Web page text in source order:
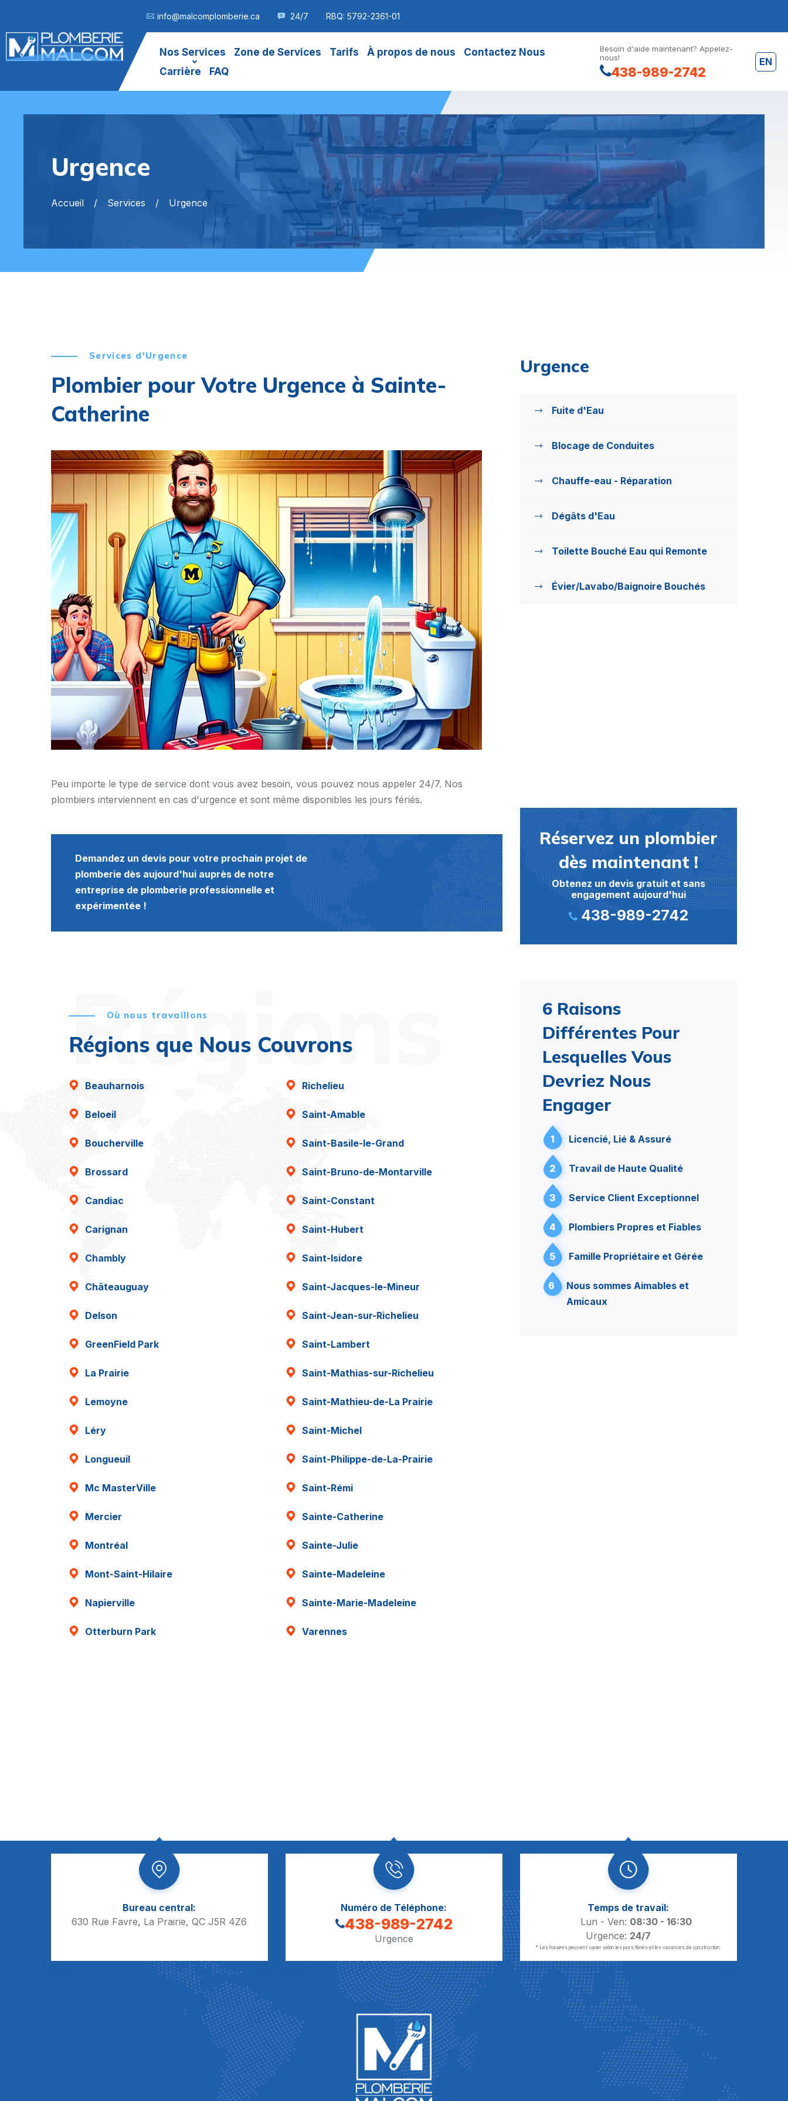
info@malcomplomberie.ca 24/7 RBQ: 5792-2361-01
Nos Services Zone de Services Tarifs À propos de nous
Contactez Nous
Carrière
FAQ
Besoin d'aide maintenant? Appelez-
nous!
438-989-2742
EN
Urgence
Accueil Services Urgence
Services d'Urgence
Plombier pour Votre Urgence à Sainte-
Catherine
Peu importe le type de service dont vous avez besoin, vous pouvez nous appeler 24/7. Nos
plombiers interviennent en cas d'urgence et sont même disponibles les jours fériés.
Urgence
Fuite d'Eau
Blocage de Conduites
Chauffe-eau - Réparation
Dégâts d'Eau
Toilette Bouché Eau qui Remonte
Évier/Lavabo/Baignoire Bouchés
Demandez un devis pour votre prochain projet de
plomberie dès aujourd'hui auprès de notre
entreprise de plomberie professionnelle et
expérimentée !
Régions
Où nous travaillons
Régions que Nous Couvrons
Beauharnois
Beloeil
Boucherville
Brossard
Candiac
Carignan
Chambly
Châteauguay
Delson
GreenField Park
La Prairie
Lemoyne
Léry
Longueuil
Mc MasterVille
Mercier
Montréal
Mont-Saint-Hilaire
Napierville
Otterburn Park
Richelieu
Saint-Amable
Saint-Basile-le-Grand
Saint-Bruno-de-Montarville
Saint-Constant
Saint-Hubert
Saint-Isidore
Saint-Jacques-le-Mineur
Saint-Jean-sur-Richelieu
Saint-Lambert
Saint-Mathias-sur-Richelieu
Saint-Mathieu-de-La Prairie
Saint-Michel
Saint-Philippe-de-La-Prairie
Saint-Rémi
Sainte-Catherine
Sainte-Julie
Sainte-Madeleine
Sainte-Marie-Madeleine
Varennes
Réservez un plombier
dès maintenant !
Obtenez un devis gratuit et sans
engagement aujourd'hui
438-989-2742
6 Raisons
Différentes Pour
Lesquelles Vous
Devriez Nous
Engager
1 Licencié, Lié & Assuré
2 Travail de Haute Qualité
3 Service Client Exceptionnel
4 Plombiers Propres et Fiables
5 Famille Propriétaire et Gérée
6
Nous sommes Aimables et
Amicaux
Bureau central:
630 Rue Favre, La Prairie, QC J5R 4Z6
Numéro de Téléphone:
438-989-2742
Urgence
Temps de travail:
Lun - Ven: 08:30 - 16:30
Urgence: 24/7
* Les horaires peuvent varier selon les jours fériés et les vacances de construction.